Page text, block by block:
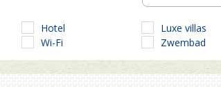
Hotel
Luxe villas
Wi-Fi Zwembad